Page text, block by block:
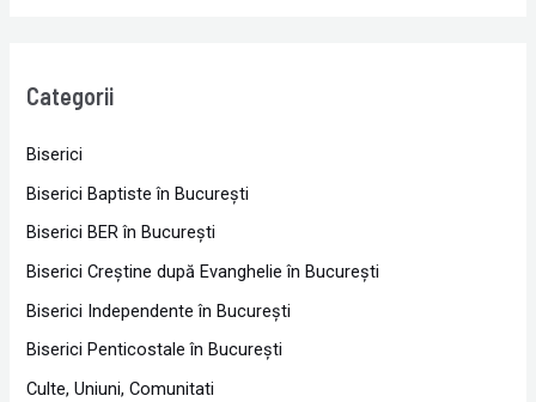
Categorii
Biserici
Biserici Baptiste în Bucureşti
Biserici BER în Bucureşti
Biserici Creştine după Evanghelie în Bucureşti
Biserici Independente în Bucureşti
Biserici Penticostale în Bucureşti
Culte, Uniuni, Comunitati